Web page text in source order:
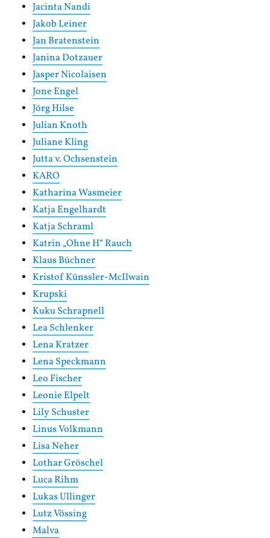
Jacinta Nandi
Jakob Leiner
Jan Bratenstein
Janina Dotzauer
Jasper Nicolaisen
Jone Engel
Jörg Hilse
Julian Knoth
Juliane Kling
Jutta v. Ochsenstein
KARO
Katharina Wasmeier
Katja Engelhardt
Katja Schraml
Katrin „Ohne H“ Rauch
Klaus Büchner
Kristof Künssler-McIlwain
Krupski
Kuku Schrapnell
Lea Schlenker
Lena Kratzer
Lena Speckmann
Leo Fischer
Leonie Elpelt
Lily Schuster
Linus Volkmann
Lisa Neher
Lothar Gröschel
Luca Rihm
Lukas Ullinger
Lutz Vössing
Malva